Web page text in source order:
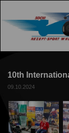
10th
09.10.2024